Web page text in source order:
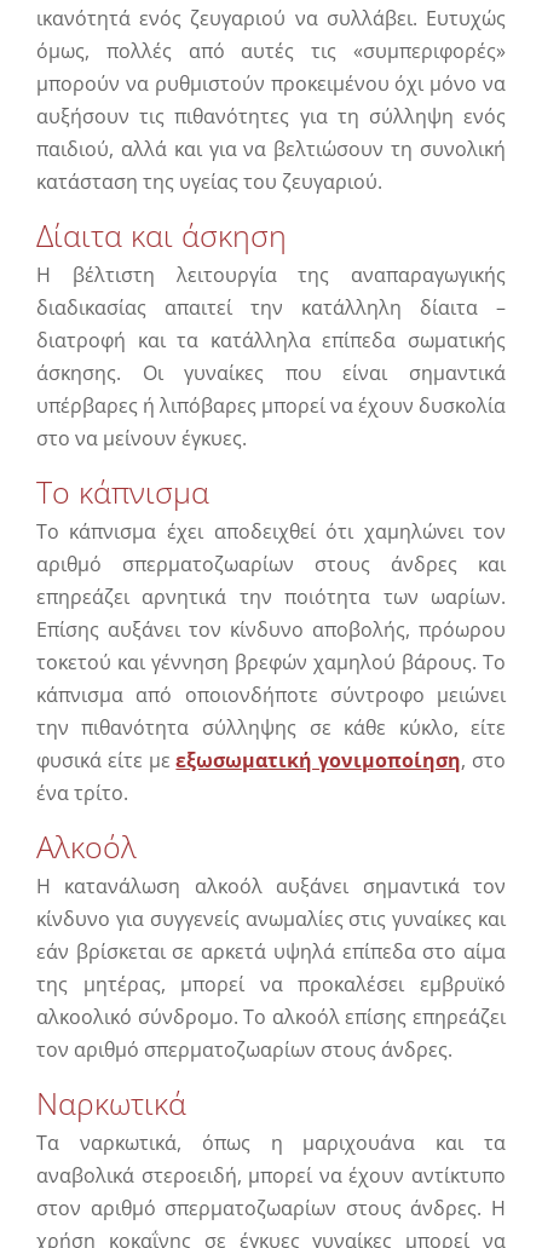
ικανότητά ενός ζευγαριού να συλλάβει. Ευτυχώς
όμως, πολλές από αυτές τις «συμπεριφορές»
μπορούν να ρυθμιστούν προκειμένου όχι μόνο να
αυξήσουν τις πιθανότητες για τη σύλληψη ενός
παιδιού, αλλά και για να βελτιώσουν τη συνολική
κατάσταση της υγείας του ζευγαριού.
Δίαιτα και άσκηση
Η βέλτιστη λειτουργία της αναπαραγωγικής
διαδικασίας απαιτεί την κατάλληλη δίαιτα –
διατροφή και τα κατάλληλα επίπεδα σωματικής
άσκησης. Οι γυναίκες που είναι σημαντικά
υπέρβαρες ή λιπόβαρες μπορεί να έχουν δυσκολία
στο να μείνουν έγκυες.
Το κάπνισμα
Το κάπνισμα έχει αποδειχθεί ότι χαμηλώνει τον
αριθμό σπερματοζωαρίων στους άνδρες και
επηρεάζει αρνητικά την ποιότητα των ωαρίων.
Επίσης αυξάνει τον κίνδυνο αποβολής, πρόωρου
τοκετού και γέννηση βρεφών χαμηλού βάρους. Το
κάπνισμα από οποιονδήποτε σύντροφο μειώνει
την πιθανότητα σύλληψης σε κάθε κύκλο, είτε
φυσικά είτε μεεξωσωματική γονιμοποίηση, στο
ένα τρίτο.
Αλκοόλ
Η κατανάλωση αλκοόλ αυξάνει σημαντικά τον
κίνδυνο για συγγενείς ανωμαλίες στις γυναίκες και
εάν βρίσκεται σε αρκετά υψηλά επίπεδα στο αίμα
της μητέρας, μπορεί να προκαλέσει εμβρυϊκό
αλκοολικό σύνδρομο. Το αλκοόλ επίσης επηρεάζει
τον αριθμό σπερματοζωαρίων στους άνδρες.
Ναρκωτικά
Τα ναρκωτικά, όπως η μαριχουάνα και τα
αναβολικά στεροειδή, μπορεί να έχουν αντίκτυπο
στον αριθμό σπερματοζωαρίων στους άνδρες. Η
χρήση κοκαΐνης σε έγκυες γυναίκες μπορεί να